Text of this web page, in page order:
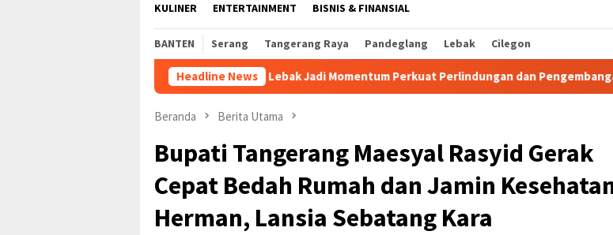
KULINER ENTERTAINMENT BISNIS & FINANSIAL
BANTEN Serang Tangerang Raya Pandeglang Lebak Cilegon
Headline News
HAN ke-42 di Lebak Jadi Momentum Perkuat Perlindungan dan Pengembangan Potensi Anak
Beranda Berita Utama
Bupati Tangerang Maesyal Rasyid Gerak
Cepat Bedah Rumah dan Jamin
Herman, Lansia Sebatang Kara